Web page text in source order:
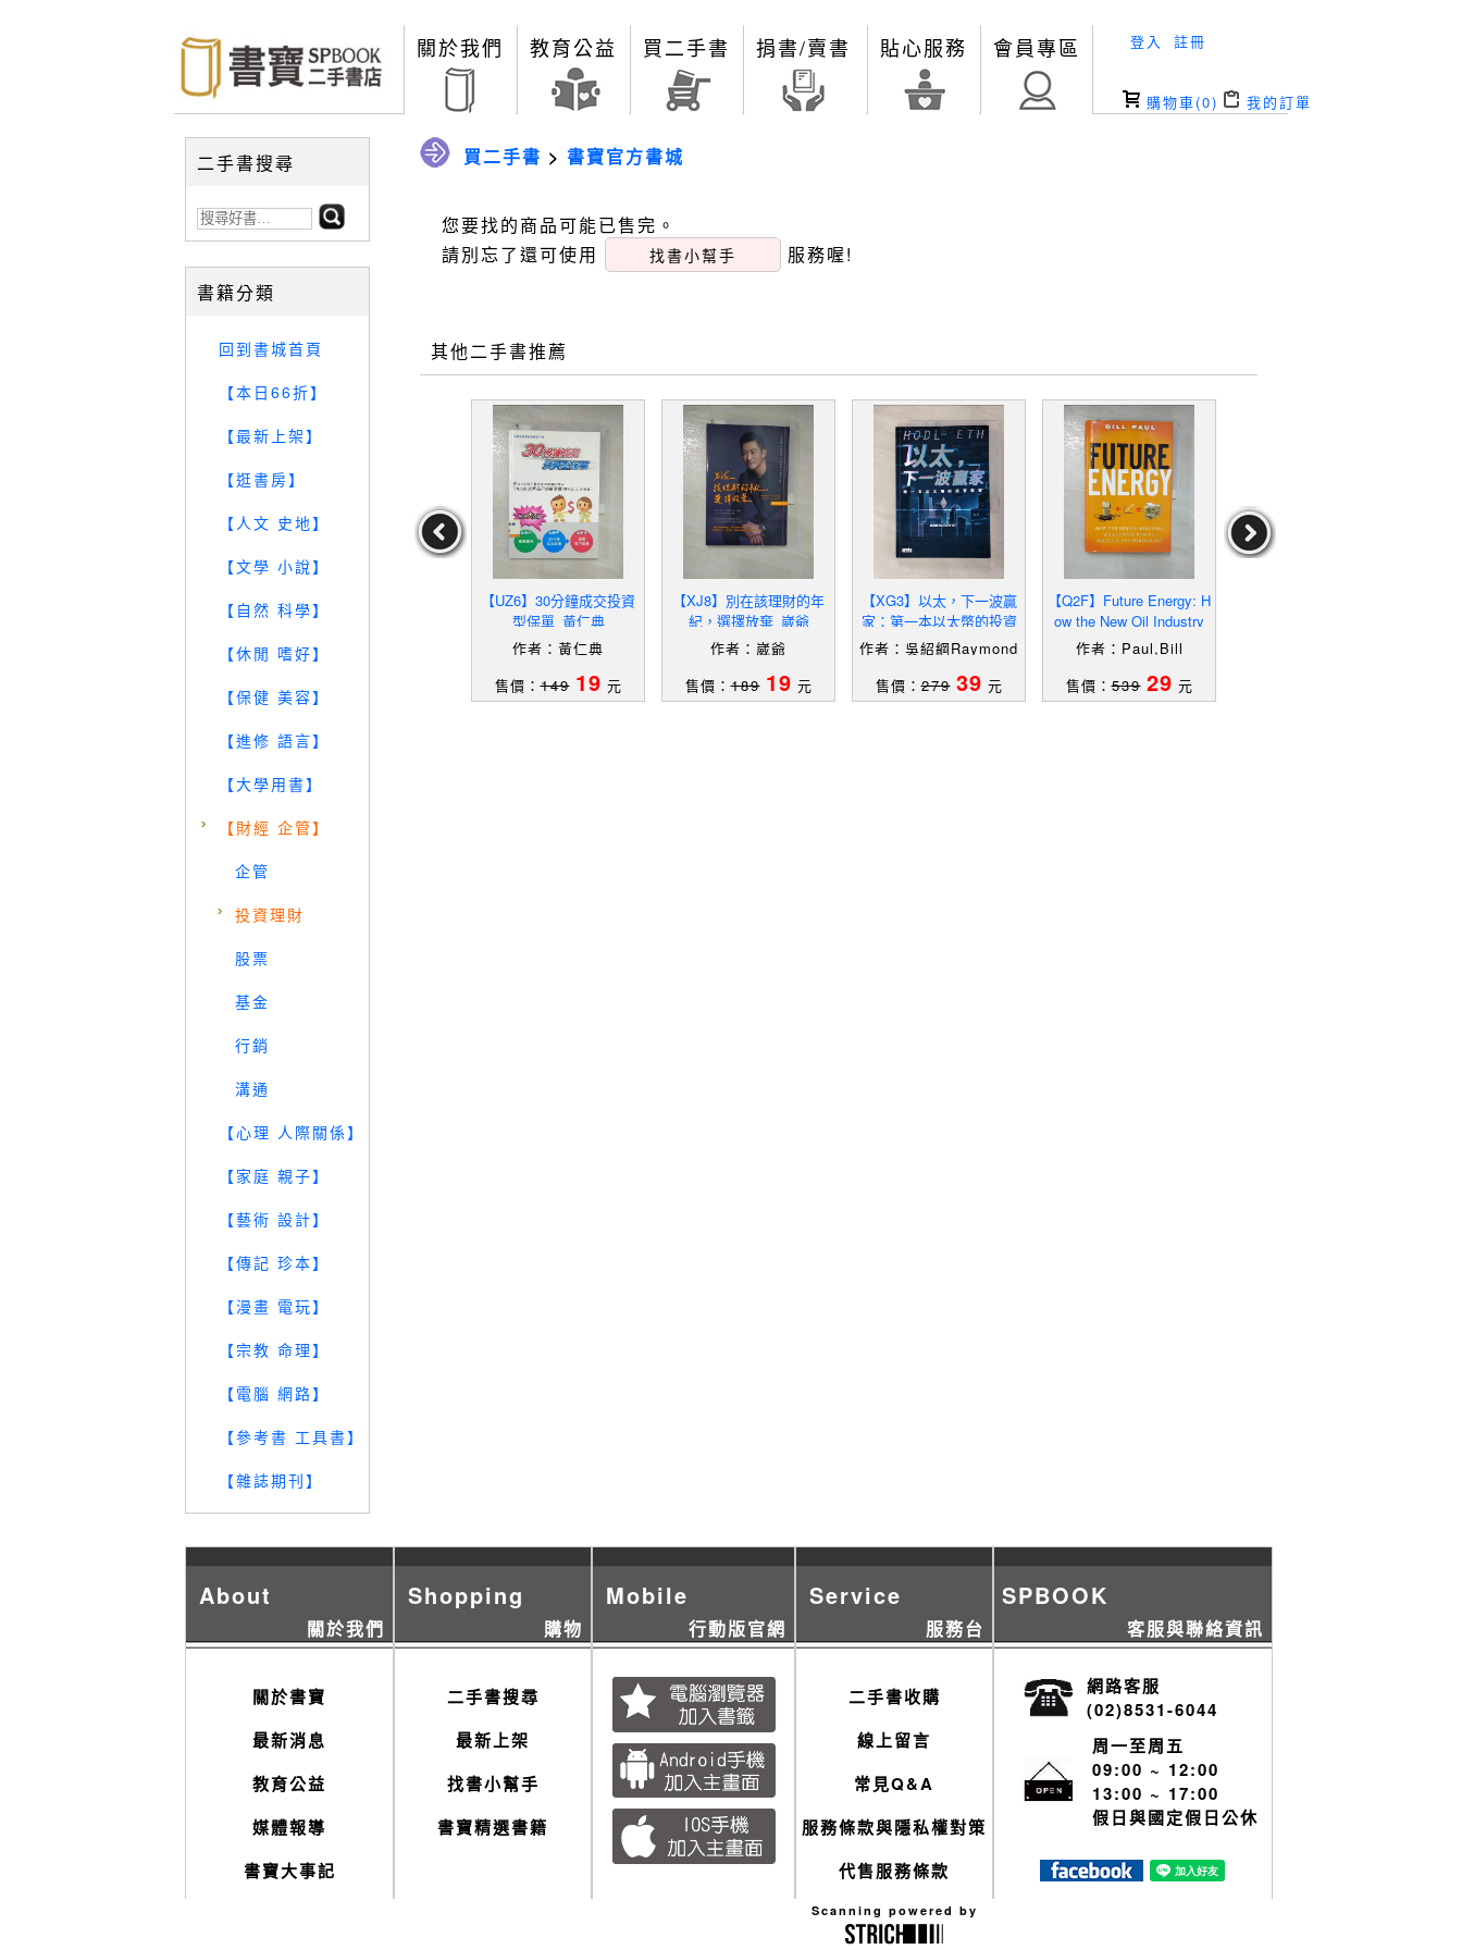
關於我們 教育公益 買二手書 捐書/賣書 貼心服務 會員專區 登入 註冊
購物車(0) 我的訂單
二手書搜尋
書籍分類
回到書城首頁
【本日66折】
【最新上架】
【逛書房】
【人文 史地】
【文學 小說】
【自然 科學】
【休閒 嗜好】
【保健 美容】
【進修 語言】
【大學用書】
【財經 企管】
企管
投資理財
股票
基金
行銷
溝通
【心理 人際關係】
【家庭 親子】
【藝術 設計】
【傳記 珍本】
【漫畫 電玩】
【宗教 命理】
【電腦 網路】
【參考書 工具書】
【雜誌期刊】
買二手書 > 書寶官方書城
您要找的商品可能已售完。
請別忘了還可使用
找書小幫手 服務喔!
其他二手書推薦
【SCE】Salomon Smith
Barney Guide to Mortgag
e-Backed and Asset-Bac
作者：Hayre,Lakhbir(E
元
【Q7Q】月入23K無痛買
房投資術：Dr. Selena教
你鍊出人生第一桶金，投
資買好宅！_楊倩琳(Dr.Sel
作者：楊倩琳(Dr.Selen
【UZ6】30分鐘成交投資
型保單_黃仁典
作者：黃仁典
售價：149 19 元
【XJ8】別在該理財的年
紀，選擇放棄_崴爺
作者：崴爺
售價：189 19 元
【XG3】以太，下一波贏
家：第一本以太幣的投資
專書_吳紹綱 Raymond W
u
作者：吳紹綱Raymond
售價：279 39 元
【Q2F】Future Energy: H
ow the New Oil Industry
Will Change People, Poli
作者：Paul,Bill
售價：539 29 元
About
關於我們
關於書寶
最新消息
教育公益
媒體報導
書寶大事記
Shopping
購物
二手書搜尋
最新上架
找書小幫手
書寶精選書籍
Mobile
行動版官網
Service
服務台
二手書收購
線上留言
常見Q&A
服務條款與隱私權對策
代售服務條款
Scanning powered by
SPBOOK
客服與聯絡資訊
網路客服
(02)8531-6044
周一至周五
09:00 ~ 12:00
13:00 ~ 17:00
假日與國定假日公休